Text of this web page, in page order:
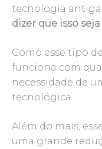
tecnologia antiga,
dizer que isso
Como esse tipo
funciona com
necessidade de
tecnológica.
Além do mais,
uma grande